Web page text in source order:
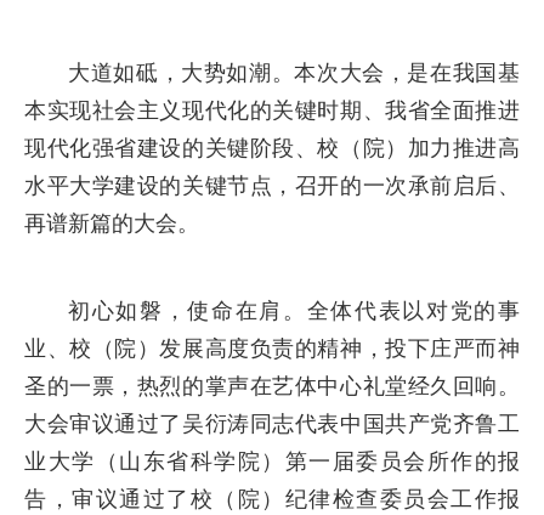
大道如砥，大势如潮。本次大会，是在我国基
本实现社会主义现代化的关键时期、我省全面推进
现代化强省建设的关键阶段、校（院）加力推进高
水平大学建设的关键节点，召开的一次承前启后、
再谱新篇的大会。
初心如磐，使命在肩。全体代表以对党的事
业、校（院）发展高度负责的精神，投下庄严而神
圣的一票，热烈的掌声在艺体中心礼堂经久回响。
大会审议通过了吴衍涛同志代表中国共产党齐鲁工
业大学（山东省科学院）第一届委员会所作的报
告，审议通过了校（院）纪律检查委员会工作报